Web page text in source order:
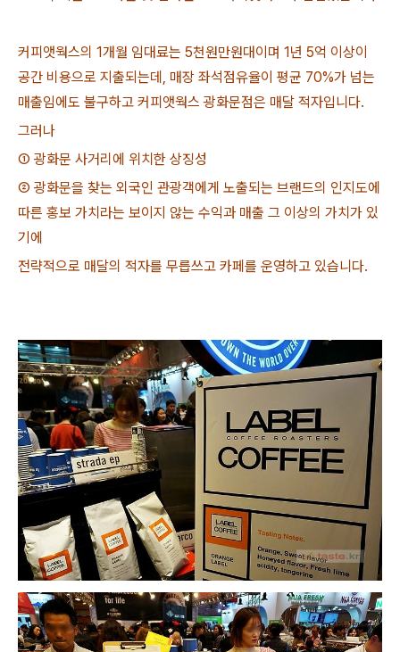
커피앳웍스의 1개월 임대료는 5천원만원대이며 1년 5억 이상이
공간 비용으로 지출되는데, 매장 좌석점유율이 평균 70%가 넘는
매출임에도 불구하고 커피앳웍스 광화문점은 매달 적자입니다.
그러나
① 광화문 사거리에 위치한 상징성
② 광화문을 찾는 외국인 관광객에게 노출되는 브랜드의 인지도에
따른 홍보 가치라는 보이지 않는 수익과 매출 그 이상의 가치가 있
기에
전략적으로 매달의 적자를 무릅쓰고 카페를 운영하고 있습니다.